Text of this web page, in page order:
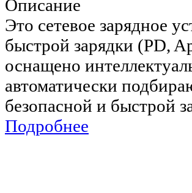
Описание
Это сетевое зарядное
быстрой зарядки (PD,
оснащено
автоматически
безопасной и быстрой
Подробнее